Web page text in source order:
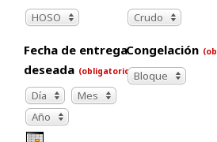
HOSO Crudo
Fecha de entrega
deseada (obligatorio)
Día
Día Mes
Mes
Año
Año
Congelación
Bloque